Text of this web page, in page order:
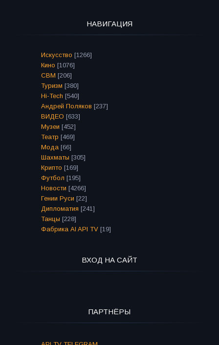
НАВИГАЦИЯ
Искусство [1266]
Кино [1076]
СВМ [206]
Туризм [380]
Hi-Tech [540]
Андрей Поляков [237]
ВИДЕО [633]
Музеи [452]
Театр [469]
Мода [66]
Шахматы [305]
Крипто [169]
Футбол [195]
Новости [4266]
Гении Руси [22]
Дипломатия [241]
Танцы [228]
Фабрика AI API TV [19]
ВХОД НА САЙТ
ПАРТНЁРЫ